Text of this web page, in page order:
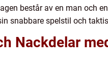
består av en man och
snabbare spelstil och
Nackdelar